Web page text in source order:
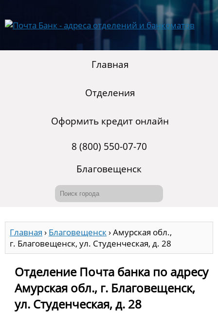
Главная
Отделения
Оформить кредит онлайн
8 (800) 550-07-70
Благовещенск
Главная › Благовещенск›Амурская обл.,
г. Благовещенск, ул. Студенческая, д. 28
Отделение Почта банка по адресу
Амурская обл., г. Благовещенск,
ул. Студенческая, д. 28